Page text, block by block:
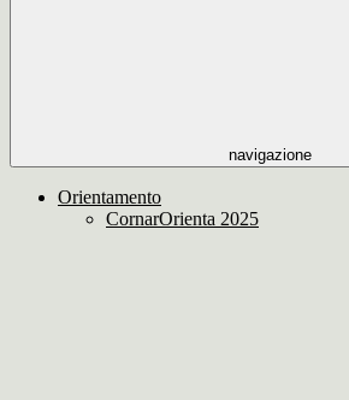
navigazione
Orientamento
CornarOrienta 2025